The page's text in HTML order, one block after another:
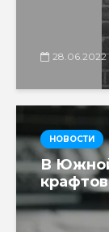
28.06.2022
НОВОСТИ
В